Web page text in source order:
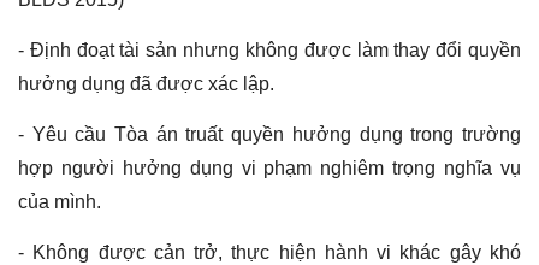
- Định đoạt tài sản nhưng không được làm thay đổi quyền
hưởng dụng đã được xác lập.
- Yêu cầu Tòa án truất quyền hưởng dụng trong trường
hợp người hưởng dụng vi phạm nghiêm trọng nghĩa vụ
của mình.
- Không được cản trở, thực hiện hành vi khác gây khó